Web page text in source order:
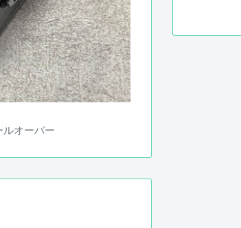
オーバー